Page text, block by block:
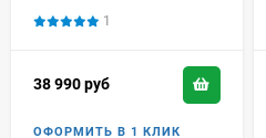
1
38 990руб